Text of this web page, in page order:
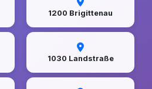
1200 Brigittenau
1030 Landstraße